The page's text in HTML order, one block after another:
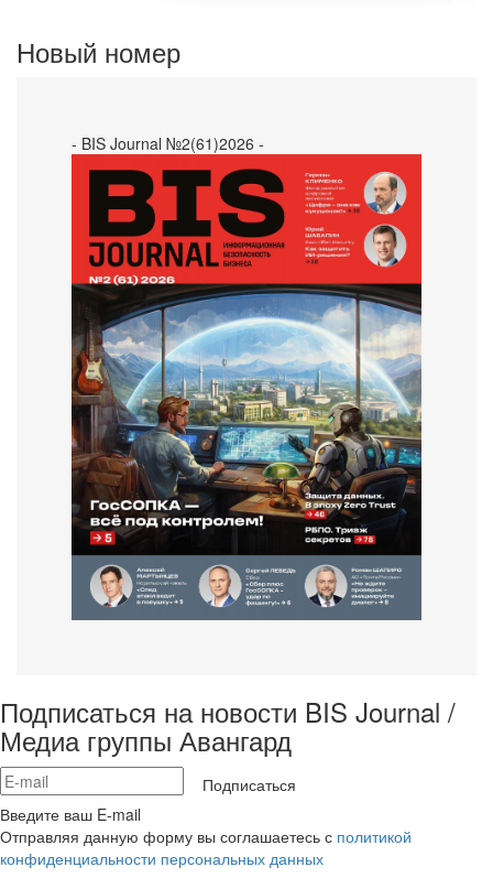
Новый номер
- BIS Journal №2(61)2026 -
Подписаться на новости BIS Journal /
Медиа группы Авангард
Подписаться
Введите ваш E-mail
Отправляя данную форму вы соглашаетесь с политикой
конфиденциальности персональных данных